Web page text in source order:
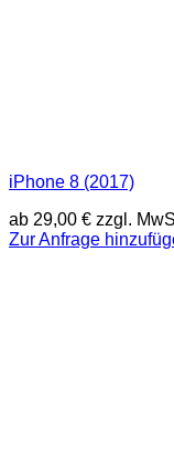
iPhone 8 (2017)
ab 29,00 € zzgl.
Zur Anfrage